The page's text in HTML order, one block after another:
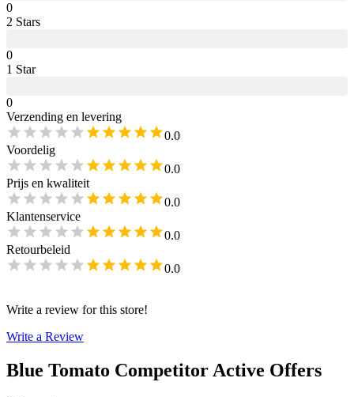
0
2 Stars
0
1 Star
0
Verzending en levering
0.0
Voordelig
0.0
Prijs en kwaliteit
0.0
Klantenservice
0.0
Retourbeleid
0.0
Write a review for this store!
Write a Review
Blue Tomato Competitor Active Offers